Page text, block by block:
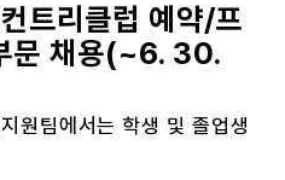
트리클럽 예약/프
문 채용(~6. 30.
원팀에서는 학생 및 졸업생